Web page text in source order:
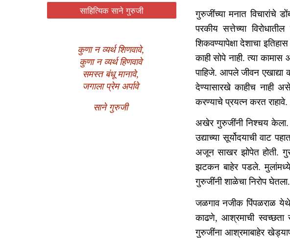
साहित्यिक साने गुरुजी
कुणा न व्यर्थ शिणवावे,
कुणा न व्यर्थ हिणवावे
समस्त बंधू मानावे,
जगाला प्रेम अर्पावे
साने गुरुजी
गुरुजींच्या मनात विचारांचे
परकीय सत्तेच्या
शिकवण्यापेक्षा देशाचा
काही सोपे नाही. त्या
पाहिजे. आपले जीवन एखाद्या
देण्यासारखे काहीच नाही
करण्याचे प्रयत्न करत राहावे.
अखेर गुरुजींनी निश्चय केला.
उद्याच्या सूर्योदयाची वाट
अजून साखर झोपेत होती.
झटकन बाहेर पडले.
गुरुजींनी शाळेचा निरोप
जळगाव नजीक पिंपळराळ
काढणे, आश्रमाची
गुरुजींना आश्रमाबाहेर